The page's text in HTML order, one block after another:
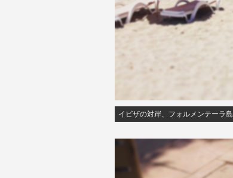
イビザの対岸、フォルメンテーラ島